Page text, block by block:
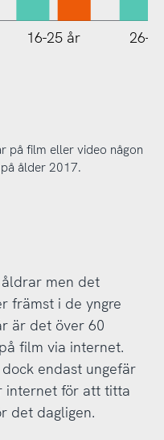
16-25 år 26-
på film eller video någon
ålder 2017.
men det
främst i de yngre
är det över 60
film via internet.
endast ungefär
internet för att titta
det dagligen.